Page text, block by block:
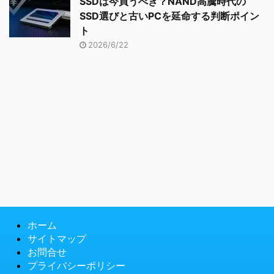
SSD選びと古いPCを延命する判断ポイン
ト
2026/6/22
ホーム
サイトマップ
お問合せ
プライバシーポリシー